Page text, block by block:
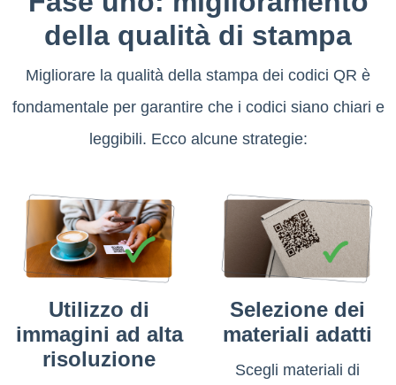
della qualità di stampa
Migliorare la qualità della stampa dei codici QR è
fondamentale per garantire che i codici siano chiari e
leggibili. Ecco alcune strategie:
Utilizzo di
immagini ad alta
risoluzione
Selezione dei
materiali adatti
Scegli materiali di